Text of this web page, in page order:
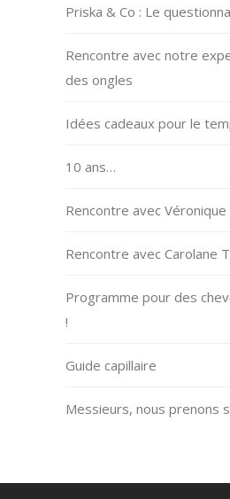
Priska & Co : Le
Rencontre avec notre
des ongles
Idées cadeaux pour le
10 ans…
Rencontre avec Véronique
Rencontre avec Carolane
Programme pour des
!
Guide capillaire
Messieurs, nous prenons